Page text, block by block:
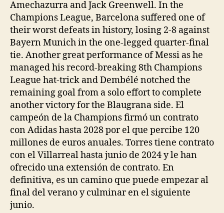
Amechazurra and Jack Greenwell. In the
Champions League, Barcelona suffered one of
their worst defeats in history, losing 2-8 against
Bayern Munich in the one-legged quarter-final
tie. Another great performance of Messi as he
managed his record-breaking 8th Champions
League hat-trick and Dembélé notched the
remaining goal from a solo effort to complete
another victory for the Blaugrana side. El
campeón de la Champions firmó un contrato
con Adidas hasta 2028 por el que percibe 120
millones de euros anuales. Torres tiene contrato
con el Villarreal hasta junio de 2024 y le han
ofrecido una extensión de contrato. En
definitiva, es un camino que puede empezar al
final del verano y culminar en el siguiente
junio.